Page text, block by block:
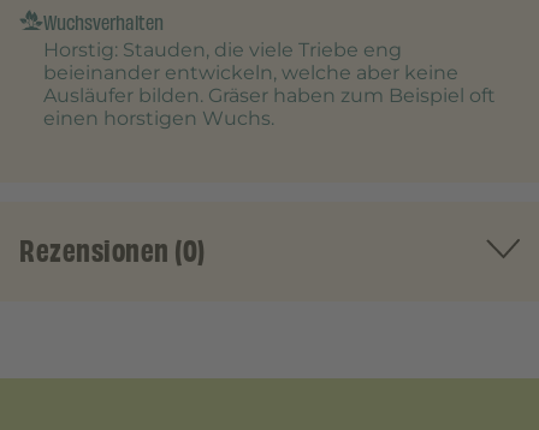
Wuchsverhalten
Horstig: Stauden, die viele Triebe eng
beieinander entwickeln, welche aber keine
Ausläufer bilden. Gräser haben zum Beispiel oft
einen horstigen Wuchs.
Rezensionen (0)